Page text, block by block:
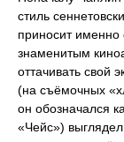
стиль
приносит именно
знаменитым
оттачивать свой
(на съёмочных
он обозначался
«Чейс»)